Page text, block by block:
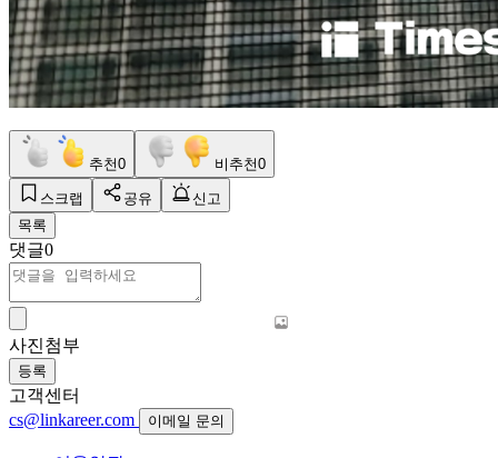
추천0 비추천0
스크랩 공유
신고
목록
댓글0
사진첨부
등록
고객센터
cs@linkareer.com
이메일 문의